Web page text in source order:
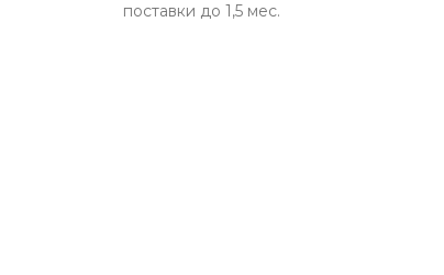
поставки до 1,5 мес.